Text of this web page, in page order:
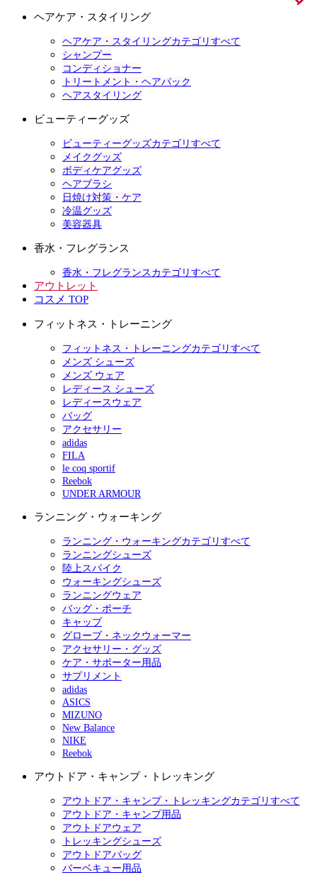
ヘアケア・スタイリング
ヘアケア・スタイリングカテゴリすべて
シャンプー
コンディショナー
トリートメント・ヘアパック
ヘアスタイリング
ビューティーグッズ
ビューティーグッズカテゴリすべて
メイクグッズ
ボディケアグッズ
ヘアブラシ
日焼け対策・ケア
冷温グッズ
美容器具
香水・フレグランス
香水・フレグランスカテゴリすべて
アウトレット
コスメ TOP
フィットネス・トレーニング
フィットネス・トレーニングカテゴリすべて
メンズ シューズ
メンズ ウェア
レディース シューズ
レディースウェア
バッグ
アクセサリー
adidas
FILA
le coq sportif
Reebok
UNDER ARMOUR
ランニング・ウォーキング
ランニング・ウォーキングカテゴリすべて
ランニングシューズ
陸上スパイク
ウォーキングシューズ
ランニングウェア
バッグ・ポーチ
キャップ
グローブ・ネックウォーマー
アクセサリー・グッズ
ケア・サポーター用品
サプリメント
adidas
ASICS
MIZUNO
New Balance
NIKE
Reebok
アウトドア・キャンプ・トレッキング
アウトドア・キャンプ・トレッキングカテゴリすべて
アウトドア・キャンプ用品
アウトドアウェア
トレッキングシューズ
アウトドアバッグ
バーベキュー用品